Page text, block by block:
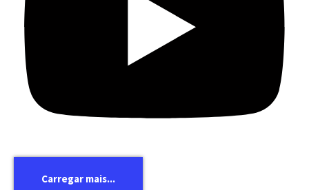
Carregar mais...